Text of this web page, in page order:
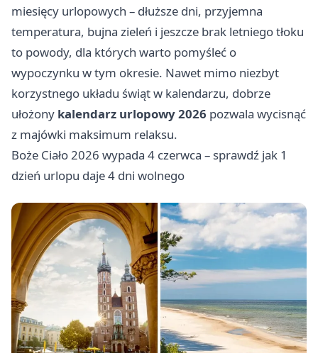
miesięcy urlopowych – dłuższe dni, przyjemna
temperatura, bujna zieleń i jeszcze brak letniego tłoku
to powody, dla których warto pomyśleć o
wypoczynku w tym okresie. Nawet mimo niezbyt
korzystnego układu świąt w kalendarzu, dobrze
ułożony kalendarz urlopowy 2026 pozwala wycisnąć
z majówki maksimum relaksu.
Boże Ciało 2026 wypada 4 czerwca – sprawdź jak 1
dzień urlopu daje 4 dni wolnego